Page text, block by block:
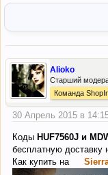
Alioko
Старший
Команда
30 Апрель 2015 в
Коды HUF7560J и
бесплатную доставку
Как купить на